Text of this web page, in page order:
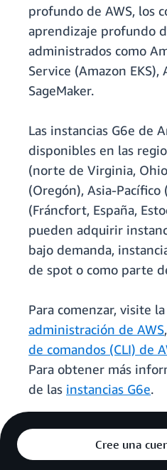
profundo de AWS, los
aprendizaje profundo
administrados como
Service (Amazon EKS),
SageMaker.
Las instancias G6e de
disponibles en las
(norte de Virginia,
(Oregón), Asia-Pacífico
(Fráncfort, España,
pueden adquirir
bajo demanda,
de spot o como parte
Para comenzar, visite la
administración de AWS
de comandos (CLI) de
Para obtener más
de las instancias G6e.
Cree una